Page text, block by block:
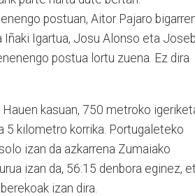
postuan, Aitor Pajaro
Iñaki Igartua, Josu Alonso eta
postua lortu zuena. Ez dira
kasuan, 750 metroko
5 kilometro korrika. Portugaleteko
izan da azkarrena Zumaiako
izan da, 56:15 denbora eginez,
izan dira.